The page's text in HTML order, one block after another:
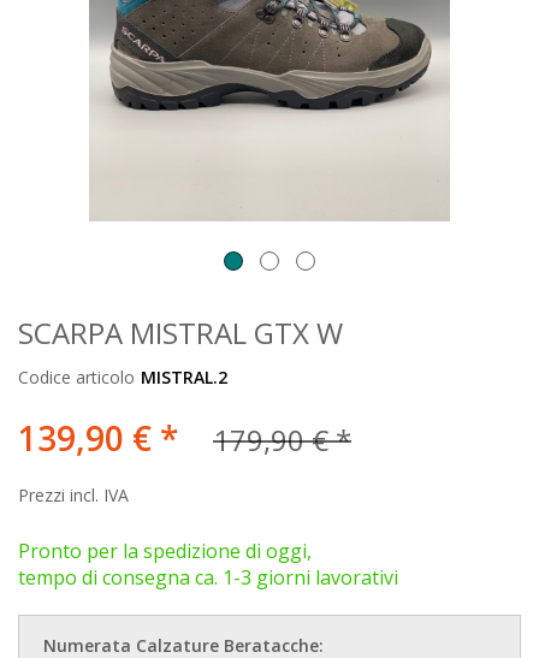
SCARPA MISTRAL GTX W
Codice articolo MISTRAL.2
139,90 € * 179,90 € *
Prezzi incl. IVA
Pronto per la spedizione di oggi,
tempo di consegna ca. 1-3 giorni lavorativi
Numerata Calzature Beratacche: